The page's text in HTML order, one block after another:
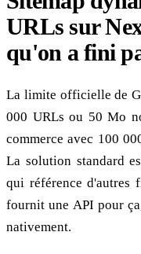
URLs sur
qu'on a fini
La limite officielle de
000 URLs ou 50 Mo
commerce avec 100
La solution standard
qui référence d'autres
fournit une API pour
nativement.